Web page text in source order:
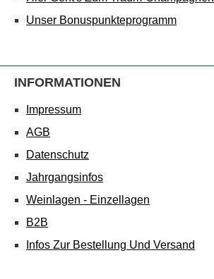
Unser Bonuspunkteprogramm
INFORMATIONEN
Impressum
AGB
Datenschutz
Jahrgangsinfos
Weinlagen - Einzellagen
B2B
Infos Zur Bestellung Und Versand